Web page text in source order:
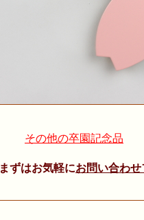
その他の卒園記念品
まずはお気軽にお問い合わ